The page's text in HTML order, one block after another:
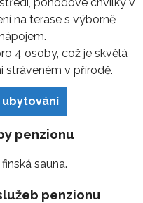
na terase s výborně
4 osoby, což je skvělá
stráveném v přírodě.
penzionu
sauna.
penzionu